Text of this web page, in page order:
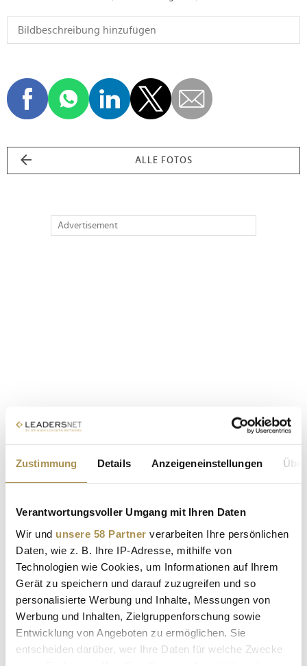
Zustimmung Details Anzeigeneinstellungen
Verantwortungsvoller Umgang mit Ihren Daten
Wir und unsere 58 Partner verarbeiten Ihre persönlichen
Daten, wie z. B. Ihre IP-Adresse, mithilfe von
Technologien wie Cookies, um Informationen auf Ihrem
Gerät zu speichern und darauf zuzugreifen und so
personalisierte Werbung und Inhalte, Messungen von
Werbung und Inhalten, Zielgruppenforschung sowie
Entwicklung von Angeboten zu ermöglichen. Sie
entscheiden darüber, wer Ihre Daten für welche Zwecke
ALLE FOTOS
Advertisement